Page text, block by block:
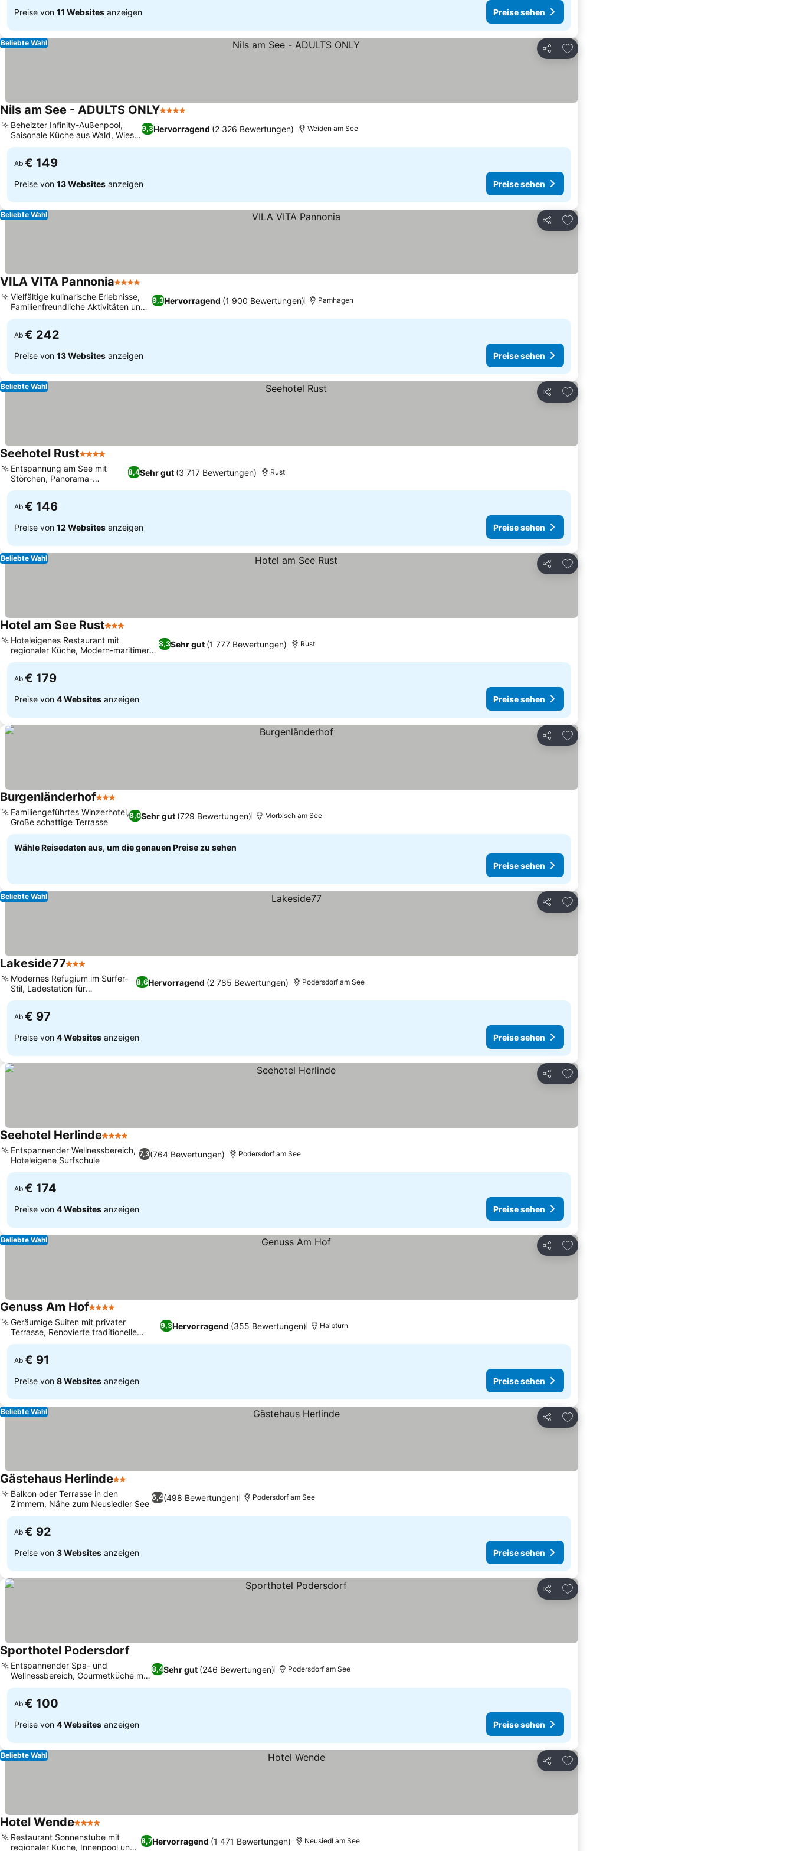
Preise von 11 Websites anzeigen Preise sehen
Teilen
Zu Favoriten hinzufügen
Beliebte Wahl
Nils am See - ADULTS ONLY4 Sterne
9,3Hervorragend (2 326 Bewertungen)
Beheizter Infinity-Außenpool,
Saisonale Küche aus Wald, Wiese
und See
Weiden am See
Ab € 149
Preise von 13 Websites anzeigen Preise sehen
Teilen
Zu Favoriten hinzufügen
Beliebte Wahl
VILA VITA Pannonia4 Sterne
9,3Hervorragend (1 900 Bewertungen)
Vielfältige kulinarische Erlebnisse,
Familienfreundliche Aktivitäten und
Kinderclub
Pamhagen
Ab € 242
Preise von 13 Websites anzeigen Preise sehen
Teilen
Zu Favoriten hinzufügen
Beliebte Wahl
Seehotel Rust4 Sterne
8,4Sehr gut (3 717 Bewertungen)
Entspannung am See mit
Störchen, Panorama-
Hallenbad
Rust
Ab € 146
Preise von 12 Websites anzeigen Preise sehen
Teilen
Zu Favoriten hinzufügen
Beliebte Wahl
Hotel am See Rust3 Sterne
8,3Sehr gut (1 777 Bewertungen)
Hoteleigenes Restaurant mit
regionaler Küche, Modern-maritimer
Architekturstil
Rust
Ab € 179
Preise von 4 Websites anzeigen Preise sehen
Teilen
Zu Favoriten hinzufügen
Burgenländerhof3 Sterne
8,0Sehr gut (729 Bewertungen)
Familiengeführtes Winzerhotel,
Große schattige Terrasse
Mörbisch am See
Wähle Reisedaten aus, um die genauen Preise zu sehen
Preise sehen
Teilen
Zu Favoriten hinzufügen
Beliebte Wahl
Lakeside773 Sterne
8,6Hervorragend (2 785 Bewertungen)
Modernes Refugium im Surfer-
Stil, Ladestation für
Elektrofahrzeuge
Podersdorf am See
Ab € 97
Preise von 4 Websites anzeigen Preise sehen
Teilen
Zu Favoriten hinzufügen
Seehotel Herlinde4 Sterne
7,3(764 Bewertungen)
Entspannender Wellnessbereich,
Hoteleigene Surfschule
Podersdorf am See
Ab € 174
Preise von 4 Websites anzeigen Preise sehen
Teilen
Zu Favoriten hinzufügen
Beliebte Wahl
Genuss Am Hof4 Sterne
9,3Hervorragend (355 Bewertungen)
Geräumige Suiten mit privater
Terrasse, Renovierte traditionelle
Streckhof-Architektur
Halbturn
Ab € 91
Preise von 8 Websites anzeigen Preise sehen
Teilen
Zu Favoriten hinzufügen
Beliebte Wahl
Gästehaus Herlinde2 Sterne
6,4(498 Bewertungen)
Balkon oder Terrasse in den
Zimmern, Nähe zum Neusiedler See
Podersdorf am See
Ab € 92
Preise von 3 Websites anzeigen Preise sehen
Teilen
Zu Favoriten hinzufügen
Sporthotel Podersdorf
8,4Sehr gut (246 Bewertungen)
Entspannender Spa- und
Wellnessbereich, Gourmetküche mit
Weinkeller
Podersdorf am See
Ab € 100
Preise von 4 Websites anzeigen Preise sehen
Teilen
Zu Favoriten hinzufügen
Beliebte Wahl
Hotel Wende4 Sterne
8,7Hervorragend (1 471 Bewertungen)
Restaurant Sonnenstube mit
regionaler Küche, Innenpool und
Neusiedl am See